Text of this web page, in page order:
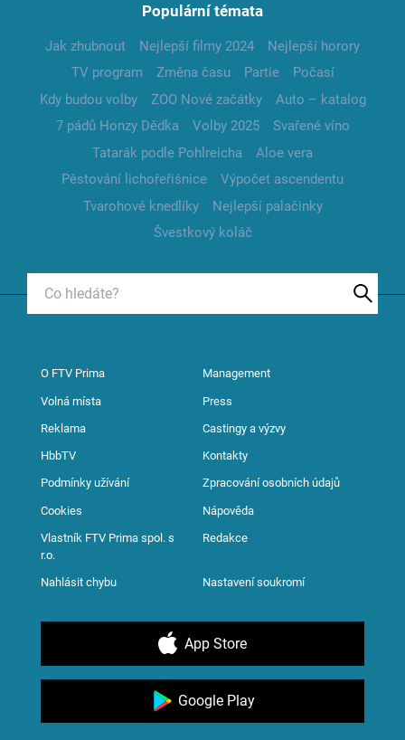
Populární témata
Jak zhubnout Nejlepší filmy 2024
Nejlepší horory
TV program
Změna času Partie
Počasí
Kdy budou volby
ZOO Nové začátky
Auto – katalog
7 pádů Honzy Dědka
Volby 2025
Svařené víno
Tatarák podle Pohlreicha
Aloe vera
Pěstování lichořeřišnice
Výpočet ascendentu
Tvarohové knedlíky
Nejlepší palačinky
Švestkový koláč
O FTV Prima Management
Volná místa Press
Reklama Castingy a výzvy
HbbTV Kontakty
Podmínky užívání Zpracování osobních údajů
Cookies Nápověda
Vlastník FTV Prima spol. s
r.o.
Redakce
Nahlásit chybu Nastavení soukromí
App Store
Google Play